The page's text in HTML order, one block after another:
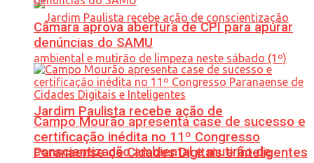
Jardim Paulista recebe ação de
conscientização ambiental e mutirão de
Câmara aprova abertura de CPI para apurar
denúncias do SAMU
Campo Mourão apresenta case de sucesso e
certificação inédita no 11º Congresso
Paranaense de Cidades Digitais e Inteligentes